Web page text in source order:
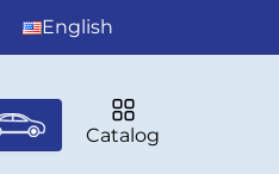
English
Catalog